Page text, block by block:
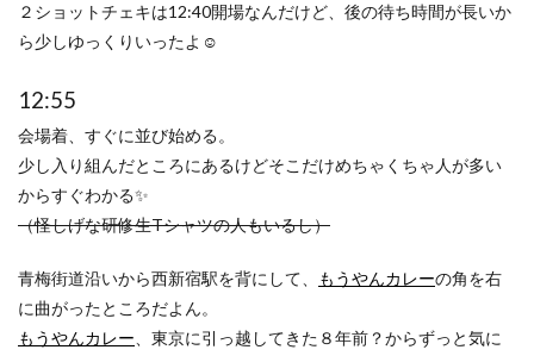
２ショットチェキは12:40開場なんだけど、後の待ち時間が長いか
ら少しゆっくりいったよ☺️
12:55
会場着、すぐに並び始める。
少し入り組んだところにあるけどそこだけめちゃくちゃ人が多い
からすぐわかる✨
（怪しげな研修生Tシャツの人もいるし）
青梅街道沿いから西新宿駅を背にして、 もうやんカレーの角を右
に曲がったところだよん。
もうやんカレー 、東京に引っ越してきた８年前？からずっと気に